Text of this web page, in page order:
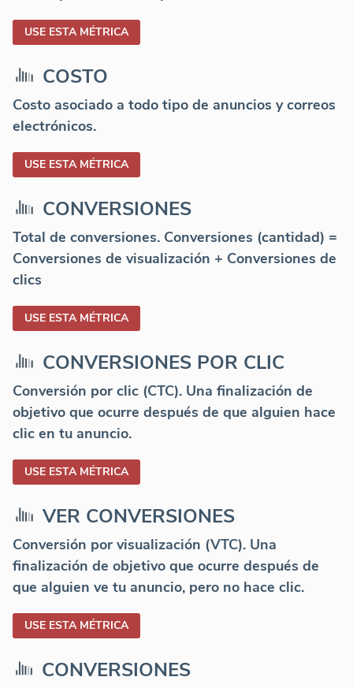
USE ESTA MÉTRICA
COSTO
Costo asociado a todo tipo de anuncios y correos
electrónicos.
USE ESTA MÉTRICA
CONVERSIONES
Total de conversiones. Conversiones (cantidad) =
Conversiones de visualización + Conversiones de
clics
USE ESTA MÉTRICA
CONVERSIONES POR CLIC
Conversión por clic (CTC). Una finalización de
objetivo que ocurre después de que alguien hace
clic en tu anuncio.
USE ESTA MÉTRICA
VER CONVERSIONES
Conversión por visualización (VTC). Una
finalización de objetivo que ocurre después de
que alguien ve tu anuncio, pero no hace clic.
USE ESTA MÉTRICA
CONVERSIONES